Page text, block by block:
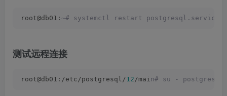
root@db01: ~# systemctl restart postgresql.service
测试远程连接
root@db01:/etc/postgresql/12 /main# su - postgres -c